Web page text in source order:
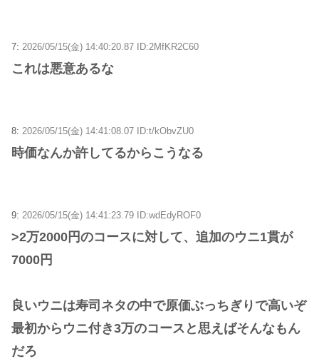
7: 2026/05/15(金) 14:40:20.87 ID:2MfKR2C60
これは悪意あるな
8: 2026/05/15(金) 14:41:08.07 ID:t/kObvZU0
時価なんか許してるからこうなる
9: 2026/05/15(金) 14:41:23.79 ID:wdEdyROF0
>2万2000円のコースに対して、追加のウニ1貫が
7000円
良いウニは寿司ネタの中で原価ぶっちぎりで高いぞ
最初からウニ付き3万のコースと思えばそんなもん
だろ